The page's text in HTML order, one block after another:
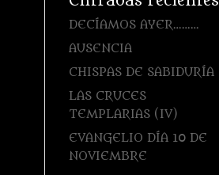
DECÍAMOS AYER………
AUSENCIA
CHISPAS DE SABIDURÍA
LAS CRUCES
TEMPLARIAS (IV)
EVANGELIO DÍA 10 DE
NOVIEMBRE